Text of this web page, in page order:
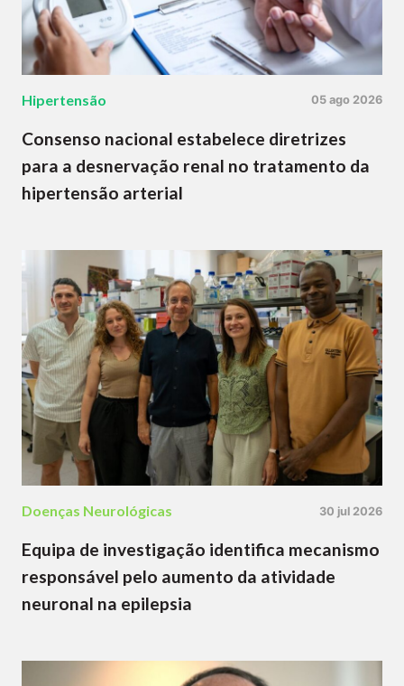
Hipertensão 05 ago 2026
Consenso nacional estabelece diretrizes
para a desnervação renal no tratamento da
hipertensão arterial
Doenças Neurológicas 30 jul 2026
Equipa de investigação identifica mecanismo
responsável pelo aumento da atividade
neuronal na epilepsia